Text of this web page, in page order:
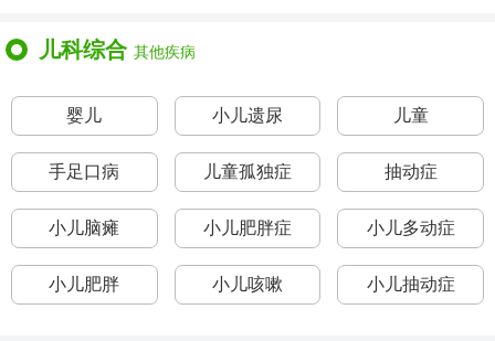
儿科综合 其他疾病
婴儿 小儿遗尿 儿童
手足口病 儿童孤独症 抽动症
小儿脑瘫 小儿肥胖症 小儿多动症
小儿肥胖 小儿咳嗽 小儿抽动症